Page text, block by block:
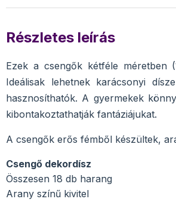
Részletes leírás
Ezek a csengők kétféle méretben
Ideálisak lehetnek karácsonyi
hasznosíthatók. A gyermekek
kibontakoztathatják fantáziájukat.
A csengők erős fémből készültek,
Csengő dekordísz
Összesen 18 db harang
Arany színű kivitel